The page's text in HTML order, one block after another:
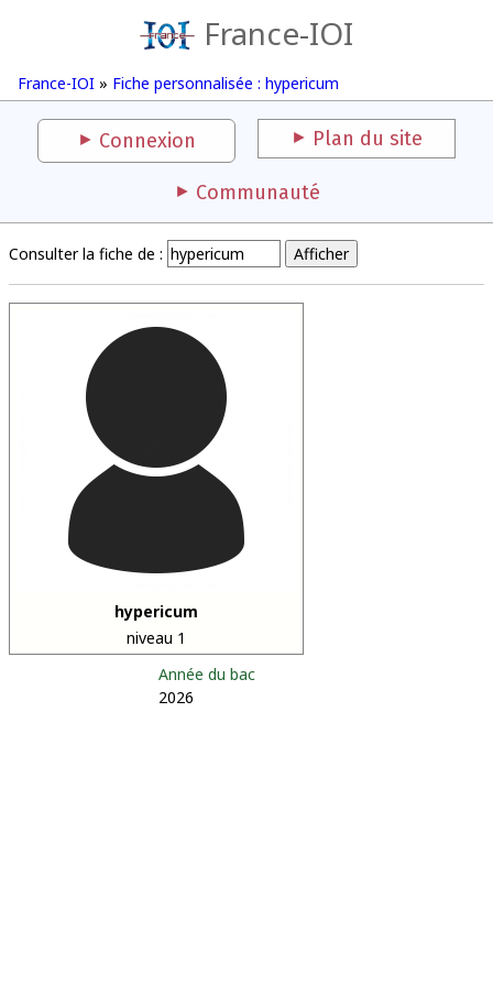
France-IOI
France-IOI » Fiche personnalisée : hypericum
Connexion Plan du site
Communauté
Consulter la fiche de :
hypericum
niveau 1
Année du bac
2026